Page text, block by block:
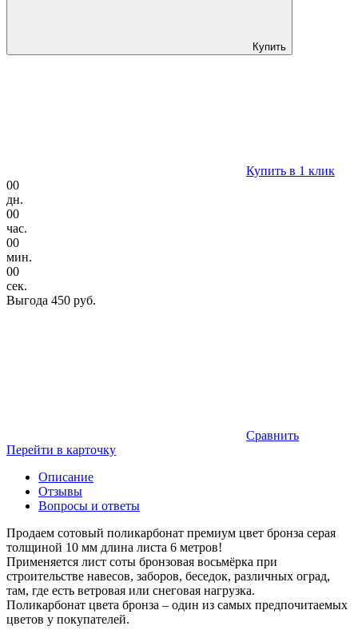
Купить
Купить в 1 клик
00
дн.
00
час.
00
мин.
00
сек.
Выгода 450 руб.
Сравнить
Перейти в карточку
Описание
Отзывы
Вопросы и ответы
Продаем сотовый поликарбонат премиум цвет бронза серая
толщиной 10 мм длина листа 6 метров!
Применяется лист соты бронзовая восьмёрка при
строительстве навесов, заборов, беседок, различных оград,
там, где есть ветровая или снеговая нагрузка.
Поликарбонат цвета бронза – один из самых предпочитаемых
цветов у покупателей.